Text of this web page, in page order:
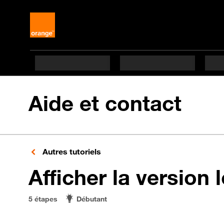
Aide et contact
Autres tutoriels
Afficher la version
5 étapes Débutant